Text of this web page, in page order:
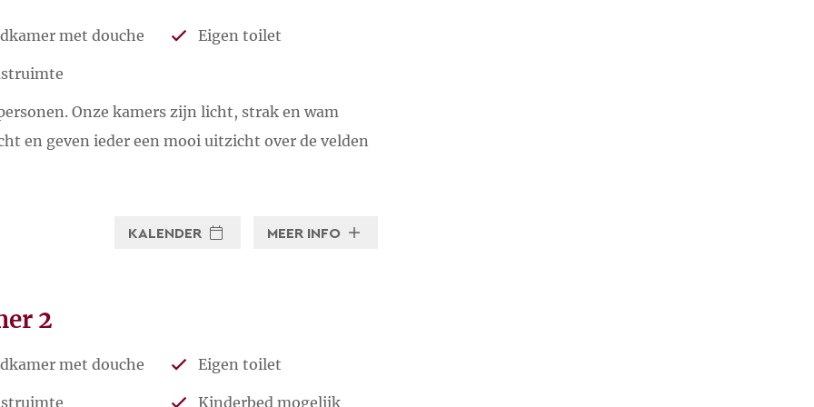
worden met onderstaande
met douche Eigen toilet
Onze kamers zijn licht, strak en wam
en geven ieder een mooi uitzicht over de velden
KALENDER MEER INFO
2
met douche Eigen toilet
Kinderbed mogelijk